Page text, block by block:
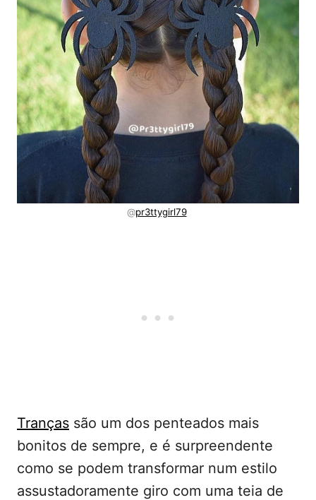
@pr3ttygirl79
Tranças são um dos penteados mais
bonitos de sempre, e é surpreendente
como se podem transformar num estilo
assustadoramente giro com uma teia de